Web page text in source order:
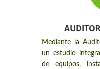
Mediante la
un estudio
de equipos,